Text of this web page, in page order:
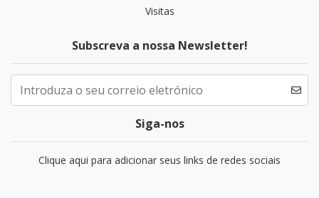
Visitas
Subscreva a nossa Newsletter!
Siga-nos
Clique aqui para adicionar seus links de redes sociais